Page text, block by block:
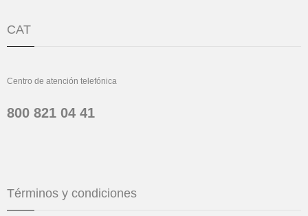
CAT
Centro de atención telefónica
800 821 04 41
Términos y condiciones